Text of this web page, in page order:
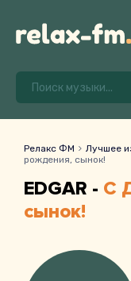
Релакс ФМ Лучшее
рождения, сынок!
EDGAR - С
сынок!